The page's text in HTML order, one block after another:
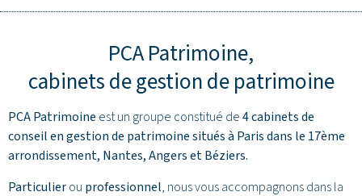
PCA Patrimoine,
cabinets de gestion de patrimoine
PCA Patrimoine est un groupe constitué de4 cabinets de
conseil en gestion de patrimoine situés à Paris dans le 17ème
arrondissement, Nantes,AngersetBéziers.
Particulierou professionnel, nous vous accompagnons dans la